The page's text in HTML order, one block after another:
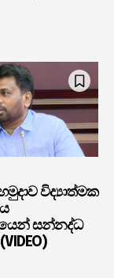
විද්‍යාත්මක
සන්නද්ධ